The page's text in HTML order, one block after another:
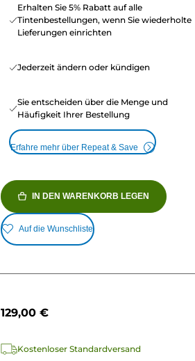
Erhalten Sie 5% Rabatt auf alle
Tintenbestellungen, wenn Sie wiederholte
Lieferungen einrichten
Jederzeit ändern oder kündigen
Sie entscheiden über die Menge und
Häufigkeit Ihrer Bestellung
Erfahre mehr über Repeat & Save
IN DEN WARENKORB LEGEN
Auf die Wunschliste
129,00 €
Kostenloser Standardversand